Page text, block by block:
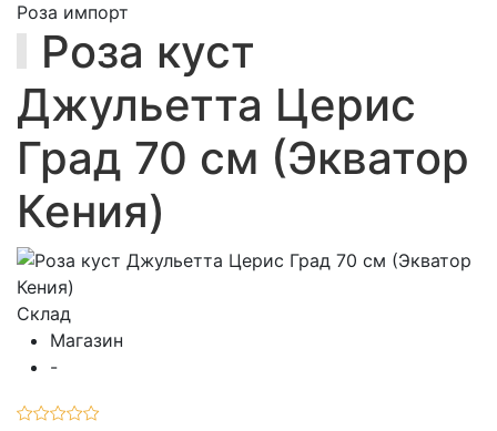
Роза импорт
Роза куст
Джульетта Церис
Град 70 см (Экватор
Кения)
Склад
Магазин
-